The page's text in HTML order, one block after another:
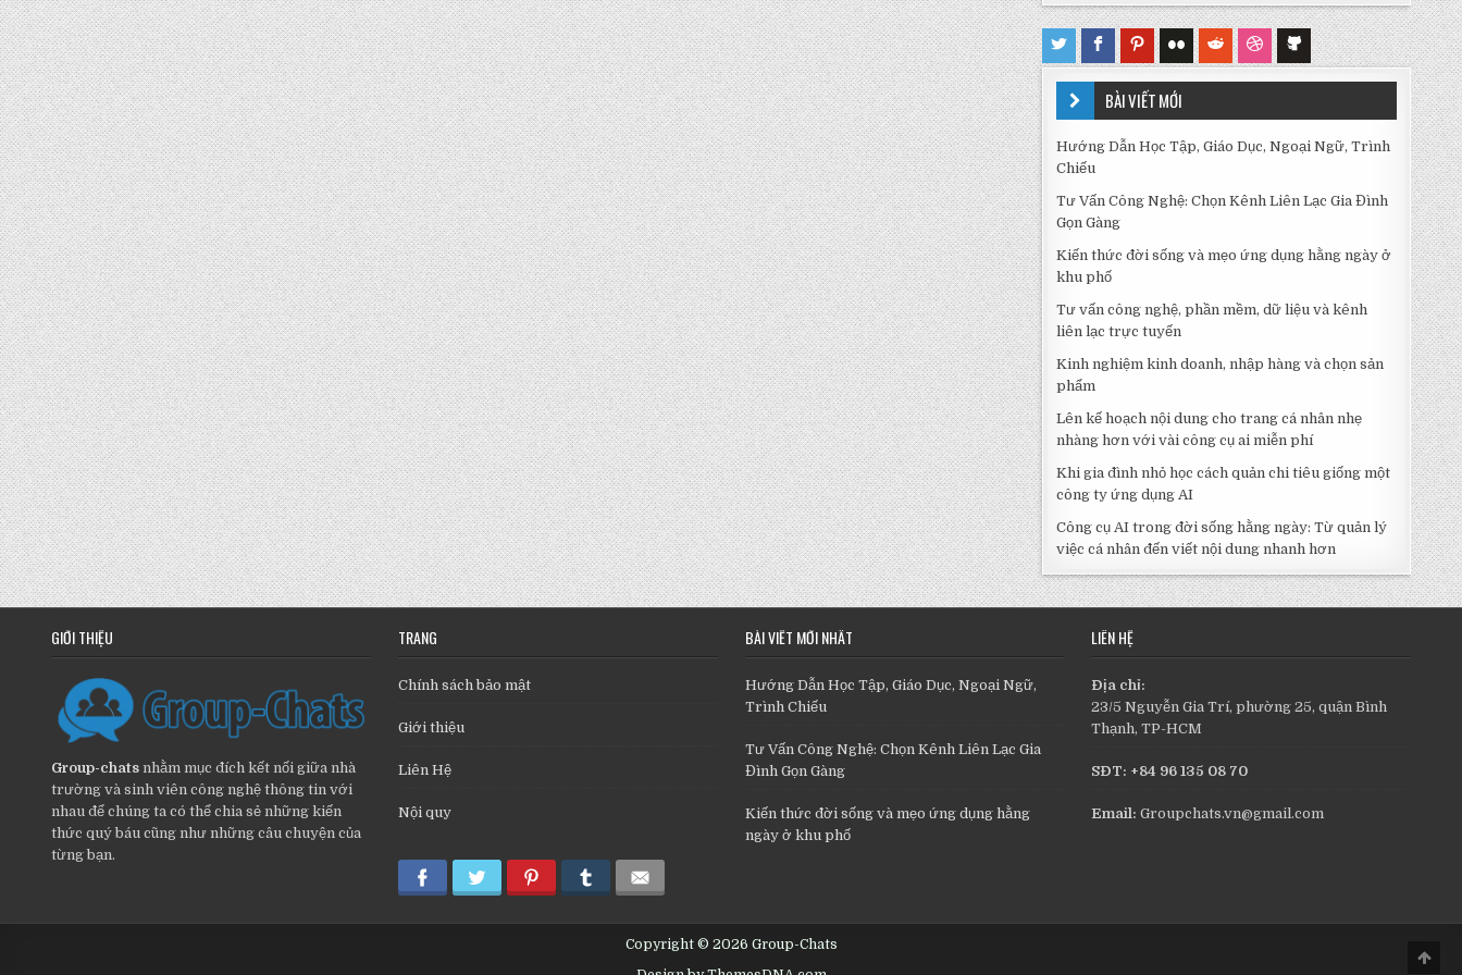
BÀI VIẾT MỚI
Hướng Dẫn Học Tập, Giáo Dục, Ngoại Ngữ, Trình
Chiếu
Tư Vấn Công Nghệ: Chọn Kênh Liên Lạc Gia Đình
Gọn Gàng
Kiến thức đời sống và mẹo ứng dụng hằng ngày ở
khu phố
Tư vấn công nghệ, phần mềm, dữ liệu và kênh
liên lạc trực tuyến
Kinh nghiệm kinh doanh, nhập hàng và chọn sản
phẩm
Lên kế hoạch nội dung cho trang cá nhân nhẹ
nhàng hơn với vài công cụ ai miễn phí
Khi gia đình nhỏ học cách quản chi tiêu giống một
công ty ứng dụng AI
Công cụ AI trong đời sống hằng ngày: Từ quản lý
việc cá nhân đến viết nội dung nhanh hơn
GIỚI THIỆU
Group-chats nhằm mục đích kết nối giữa nhà
trường và sinh viên công nghệ thông tin với
nhau để chúng ta có thể chia sẻ những kiến
thức quý báu cũng như những câu chuyện của
từng bạn.
TRANG
Chính sách bảo mật
Giới thiệu
Liên Hệ
Nội quy
BÀI VIẾT MỚI NHẤT
Hướng Dẫn Học Tập, Giáo Dục, Ngoại Ngữ,
Trình Chiếu
Tư Vấn Công Nghệ: Chọn Kênh Liên Lạc Gia
Đình Gọn Gàng
Kiến thức đời sống và mẹo ứng dụng hằng
ngày ở khu phố
LIÊN HỆ
Địa chỉ:
23/5 Nguyễn Gia Trí, phường 25, quận Bình
Thạnh, TP-HCM
SĐT: +84 96 135 08 70
Email: Groupchats.vn@gmail.com
Copyright © 2026 Group-Chats